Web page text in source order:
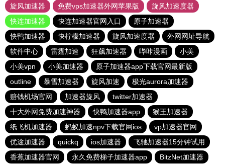
旋风加速器
免费vps加速器外网苹果版
旋风加速度器
快连加速器
快连加速器官网入口
原子加速器
快鸭加速器
快柠檬加速器 旋风加速度器
外网网址导航
软件中心
雷霆加速 狂飙加速器 哔咔漫画
小美
小美vpn
小美加速器
原子加速器app下载官网最新版
outline
暴雪加速器 旋风加速
极光aurora加速器
赔钱机场官网
加速器旋风
twitter加速器
十大外网免费加速神器
快鸭加速器app
猴王加速器
纸飞机加速器
蚂蚁加速npv下载官网ios
vp加速器官网
优途加速器
quickq ios加速器
飞驰加速器15分钟试用
香蕉加速器官网
永久免费梯子加速器app BitzNet加速器